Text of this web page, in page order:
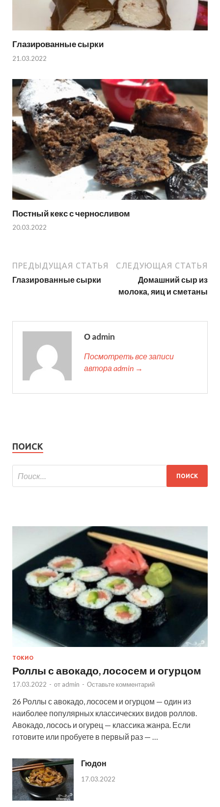
Глазированные сырки
21.03.2022
Постный кекс с черносливом
20.03.2022
ПРЕДЫДУЩАЯ СТАТЬЯ
Глазированные сырки
СЛЕДУЮЩАЯ СТАТЬЯ
Домашний сыр из
молока, яиц и сметаны
О admin
Посмотреть все записи
автора admin →
ПОИСК
ТОКИО
Роллы с авокадо, лососем и огурцом
17.03.2022 - от admin - Оставьте комментарий
26 Роллы с авокадо, лососем и огурцом — один из
наиболее популярных классических видов роллов.
Авокадо, лосось и огурец — классика жанра. Если
готовите или пробуете в первый раз — …
Гюдон
17.03.2022